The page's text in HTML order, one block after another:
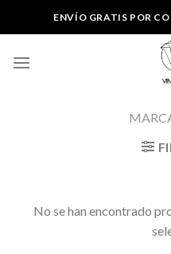
ENVÍO GRATIS POR
No se han encontrado